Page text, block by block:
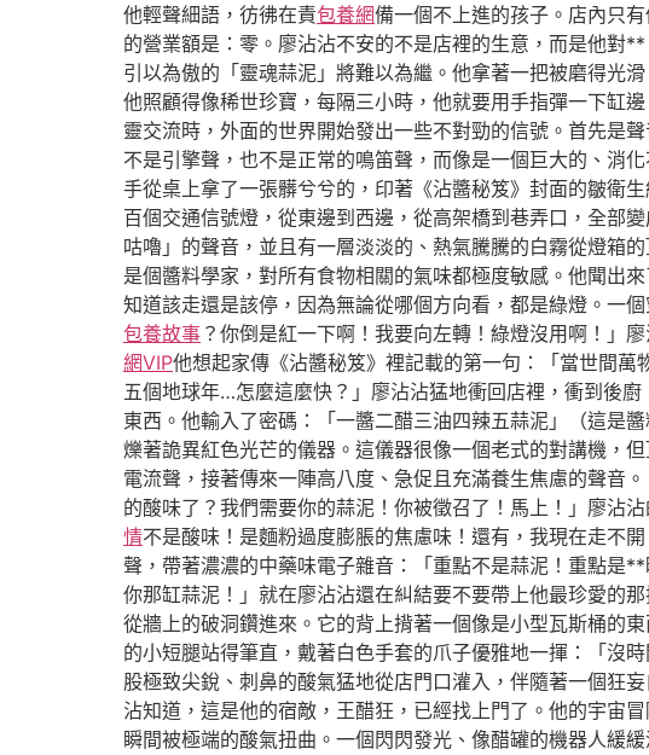
他輕聲細語，彷彿在責包養網備一個不上進的孩子。店內只
的營業額是：零。廖沾沾不安的不是店裡的生意，而是他對
引以為傲的「靈魂蒜泥」將難以為繼。他拿著一把被磨得光
他照顧得像稀世珍寶，每隔三小時，他就要用手指彈一下缸
靈交流時，外面的世界開始發出一些不對勁的信號。首先
不是引擎聲，也不是正常的鳴笛聲，而像是一個巨大的、消
手從桌上拿了一張髒兮兮的，印著《沾醬秘笈》封面的皺衛
百個交通信號燈，從東邊到西邊，從高架橋到巷弄口，全部
咕嚕」的聲音，並且有一層淡淡的、熱氣騰騰的白霧從燈
是個醬料學家，對所有食物相關的氣味都極度敏感。他聞出
知道該走還是該停，因為無論從哪個方向看，都是綠燈。一
包養故事 ？你倒是紅一下啊！我要向左轉！綠燈沒用啊！」
網VIP他想起家傳《沾醬秘笈》裡記載的第一句：「當世間
五個地球年…怎麼這麼快？」廖沾沾猛地衝回店裡，衝到後
東西。他輸入了密碼：「一醬二醋三油四辣五蒜泥」（這是
爍著詭異紅色光芒的儀器。這儀器很像一個老式的對講機，
電流聲，接著傳來一陣高八度、急促且充滿養生焦慮的聲音
的酸味了？我們需要你的蒜泥！你被徵召了！馬上！」廖沾
情不是酸味！是麵粉過度膨脹的焦慮味！還有，我現在走不
聲，帶著濃濃的中藥味電子雜音：「重點不是蒜泥！重點
你那缸蒜泥！」就在廖沾沾還在糾結要不要帶上他最珍愛的
從牆上的破洞鑽進來。它的背上揹著一個像是小型瓦斯桶
的小短腿站得筆直，戴著白色手套的爪子優雅地一揮：「沒
股極致尖銳、刺鼻的酸氣猛地從店門口灌入，伴隨著一個狂
沾知道，這是他的宿敵，王醋狂，已經找上門了。他的宇宙
瞬間被極端的酸氣扭曲。一個閃閃發光、像醋罐的機器人緩